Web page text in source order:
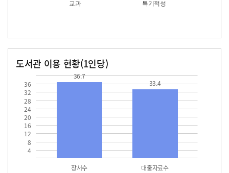
도서관 이용 현황(1인당)
4
8
12
16
20
24
28
32
36
장서수 대출자료수
36.7
33.4